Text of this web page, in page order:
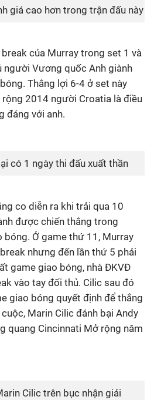
giá cao hơn trong trận đấu này
của Murray trong set 1 và
người Vương quốc Anh giành
Thắng lợi 6-4 ở set này
2014 người Croatia là điều
đáng với anh.
có 1 ngày thi đấu xuất thần
co diễn ra khi trải qua 10
được chiến thắng trong
Ở game thứ 11, Murray
nhưng đến lần thứ 5 phải
game giao bóng, nhà ĐKVĐ
vào tay đối thủ. Cilic sau đó
giao bóng quyết định để thắng
Marin Cilic đánh bại Andy
quang Cincinnati Mở rộng năm
Cilic trên bục nhận giải